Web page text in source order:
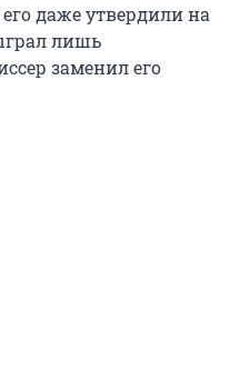
даже утвердили на
лишь
заменил его